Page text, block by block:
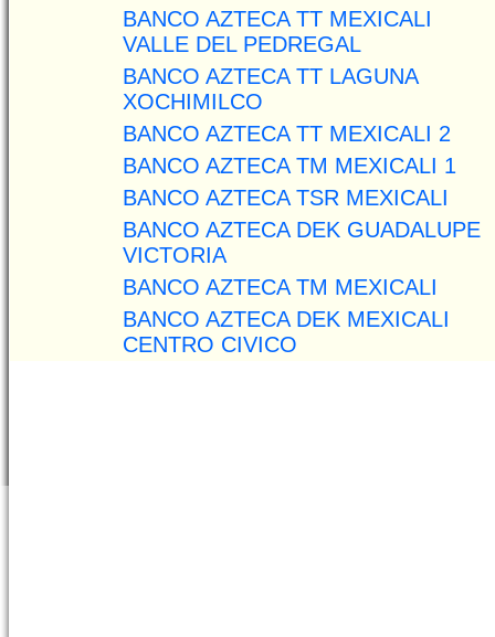
BANCO AZTECA TT MEXICALI
VALLE DEL PEDREGAL
BANCO AZTECA TT LAGUNA
XOCHIMILCO
BANCO AZTECA TT MEXICALI 2
BANCO AZTECA TM MEXICALI 1
BANCO AZTECA TSR MEXICALI
BANCO AZTECA DEK GUADALUPE
VICTORIA
BANCO AZTECA TM MEXICALI
BANCO AZTECA DEK MEXICALI
CENTRO CIVICO